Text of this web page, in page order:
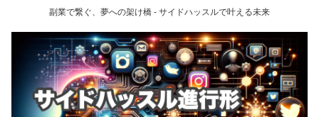
副業で繋ぐ、夢への架け橋 - サイドハッスルで叶える未来